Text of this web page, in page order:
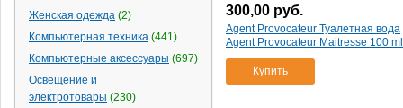
Bentley (1)
Beyonce (2)
BONDIBON (27)
Braun (4)
sd (1)
wifi (4)
2м (2)
розы (1)
Женская одежда (2)
Компьютерная техника (441)
Компьютерные аксессуары (697)
Освещение и
электротовары (230)
300,00 руб.
Agent Provocateur Туалетная вода
Agent Provocateur Maitresse 100
Купить